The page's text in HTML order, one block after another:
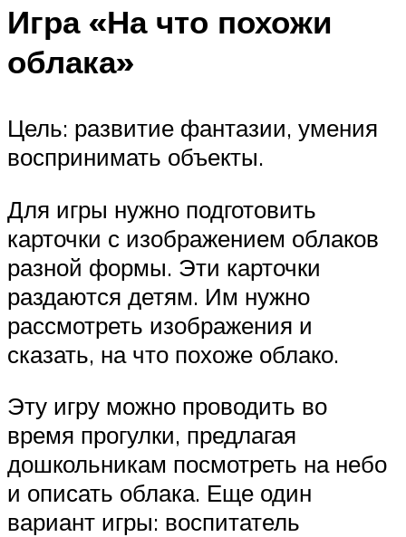
Игра «На что похожи
облака»
Цель: развитие фантазии, умения
воспринимать объекты.
Для игры нужно подготовить
карточки с изображением облаков
разной формы. Эти карточки
раздаются детям. Им нужно
рассмотреть изображения и
сказать, на что похоже облако.
Эту игру можно проводить во
время прогулки, предлагая
дошкольникам посмотреть на небо
и описать облака. Еще один
вариант игры: воспитатель